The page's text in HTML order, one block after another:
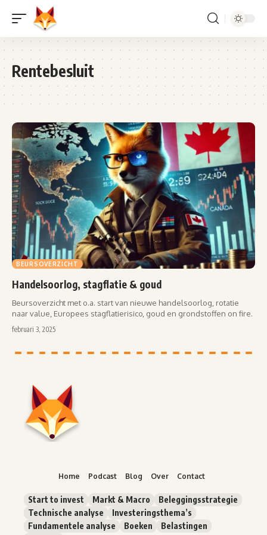
Rentebesluit
BEURSOVERZICHT
Handelsoorlog, stagflatie & goud
Beursoverzicht met o.a. start van nieuwe handelsoorlog, rotatie
naar value, Europees stagflatierisico, goud en grondstoffen on fire.
februari 3, 2025
Home Podcast Blog Over Contact
Start to invest Markt & Macro
Beleggingsstrategie
Technische analyse
Investeringsthema’s
Fundamentele analyse
Boeken
Belastingen